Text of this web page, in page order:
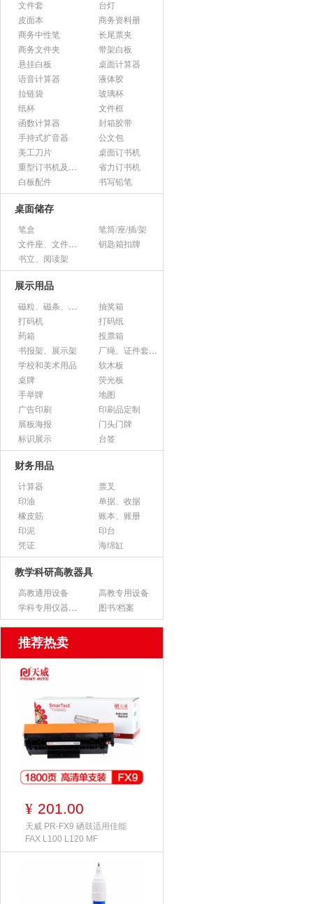
文件套
台灯
皮面本
商务资料册
商务中性笔
长尾票夹
商务文件夹
带架白板
悬挂白板
桌面计算器
语音计算器
液体胶
拉链袋
玻璃杯
纸杯
文件框
函数计算器
封箱胶带
手持式扩音器
公文包
美工刀片
桌面订书机
重型订书机及其它
省力订书机
白板配件
书写铅笔
桌面储存
笔盒
笔筒/座/插/架
文件座、文件架、文件框
钥匙箱扣牌
书立、阅读架
展示用品
磁粒、磁条、磁片
抽奖箱
打码机
打码纸
药箱
投票箱
书报架、展示架
厂绳、证件套、卡套
学校和美术用品
软木板
桌牌
荧光板
手举牌
地图
广告印刷
印刷品定制
展板海报
门头门牌
标识展示
台签
财务用品
计算器
票叉
印油
单据、收据
橡皮筋
账本、账册
印泥
印台
凭证
海绵缸
教学科研高教器具
高教通用设备
高教专用设备
学科专用仪器设备
图书/档案
推荐热卖
¥ 201.00
天威 PR-FX9 硒鼓适用佳能
FAX L100 L120 MF